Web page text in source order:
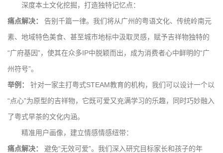
深度本土文化挖掘，打造独特记忆点：
痛点解决：
告别千篇一律。我们将从广州的粤语文化、传统岭南元
素、地域特色美食、甚至城市地标中汲取灵感，赋予吉祥物独特的
“广府基因”，使其在众多IP中脱颖而出，成为消费者心中鲜明的“广
州符号”。
举例：
针对一家主打粤式STEAM教育的机构，我们可以设计一个以
“点心”为原型的吉祥物，它既可爱又充满学习的乐趣，同时巧妙融入
了粤式早茶的文化内涵。
精准用户画像，建立情感情感纽带：
痛点解决：
避免“无效可爱”。我们深入研究目标家长和孩子的年